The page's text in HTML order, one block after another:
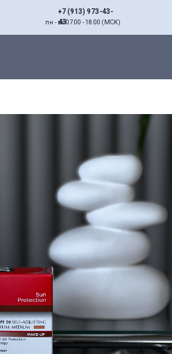
+7 (913) 973-43-
43
пн - вс 07:00 - 18:00 (МСК)